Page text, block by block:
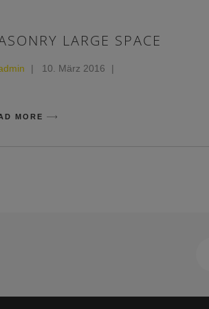
LARGE SPACE
10. März 2016
MORE